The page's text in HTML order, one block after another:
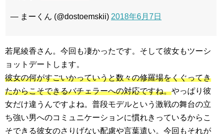
— まーくん (@dostoemskii) 2018年6月7日
若尾綾香さん。今回も凄かったです。そして彼女もツーシ
ョットデートします。
彼女の何がすごいかっていうと数々の修羅場をくぐってき
たからこそできるバチェラーへの対応ですね。やっぱり彼
女だけ違うんですよね。普段モデルという激戦の舞台の立
ち強い男へのコミュニケーションに慣れきっているからこ
そできる彼女のさりげない配慮や言葉遣い。今回もそれが